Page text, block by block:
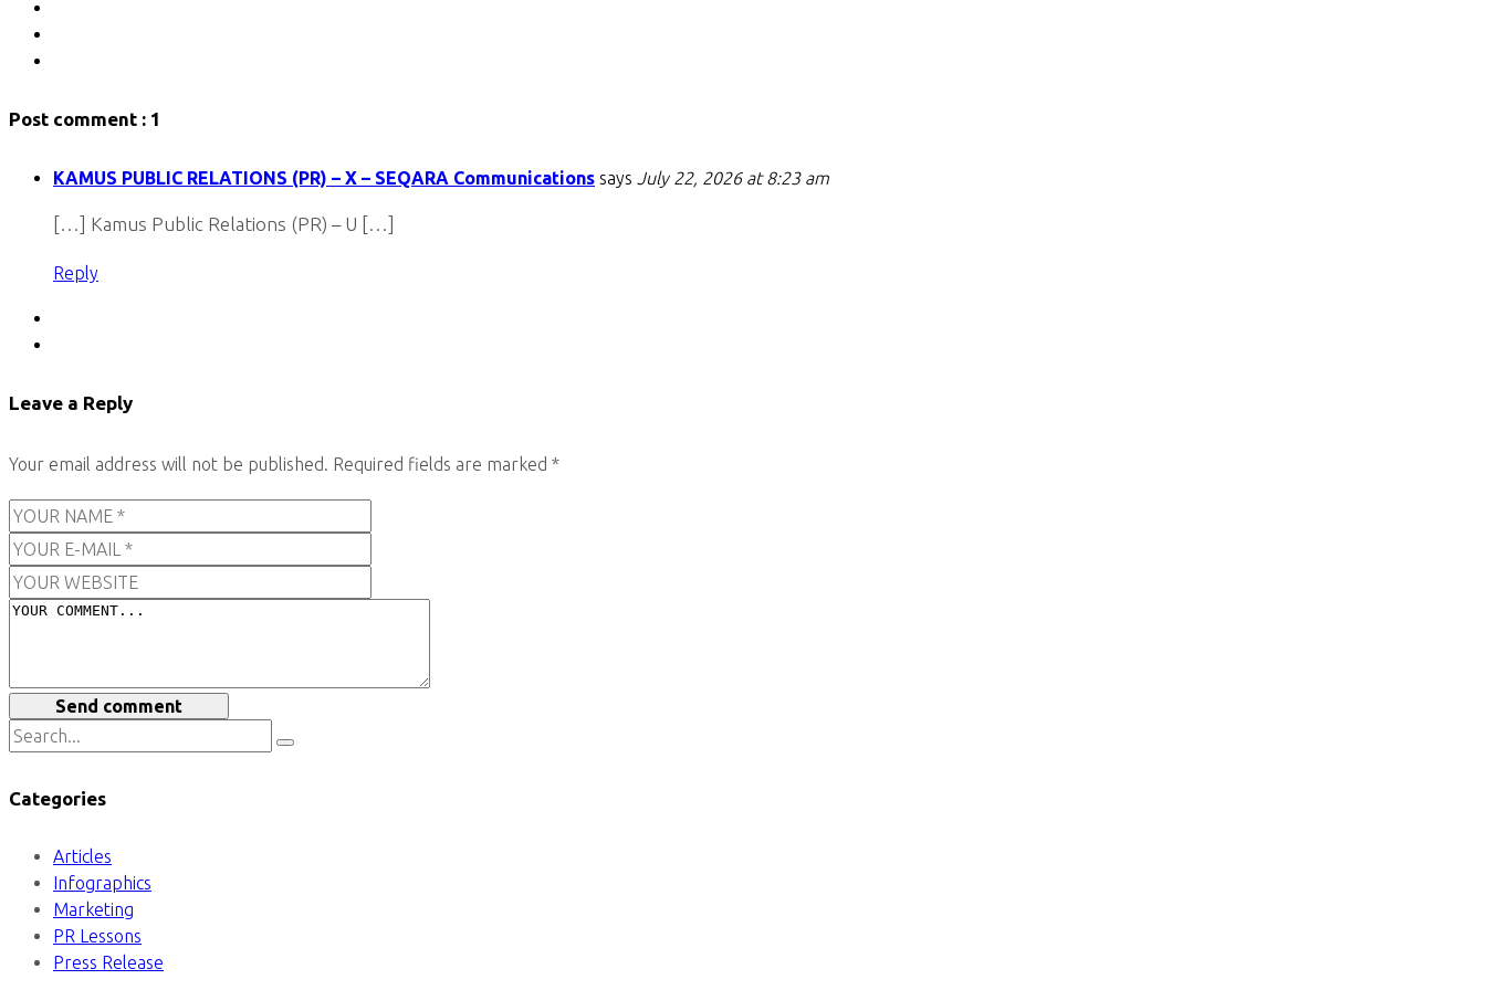
Post comment : 1
KAMUS PUBLIC RELATIONS (PR) – X – SEQARA Communications says July 22, 2026 at 8:23 am
[…] Kamus Public Relations (PR) – U […]
Reply
Leave a Reply
Your email address will not be published. Required fields are marked *
Send comment
Categories
Articles
Infographics
Marketing
PR Lessons
Press Release